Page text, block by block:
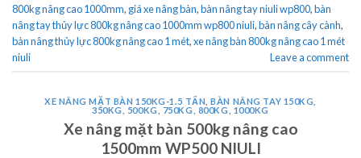
800kg nâng cao 1000mm, giá xe nâng bàn,bàn nâng tay niuli wp800,bàn
nâng tay thủy lực 800kg nâng cao 1000mm wp800 niuli,bàn nâng cây cành,
bàn nâng thủy lực 800kg nâng cao 1 mét,xe nâng bàn 800kg nâng cao 1 mét
niuli
Leave a comment
XE NÂNG MẶT BÀN 150KG-1.5 TẤN ,BÀN NÂNG TAY 150KG,
350KG, 500KG, 750KG, 800KG, 1000KG
Xe nâng mặt bàn 500kg nâng cao
1500mm WP500 NIULI